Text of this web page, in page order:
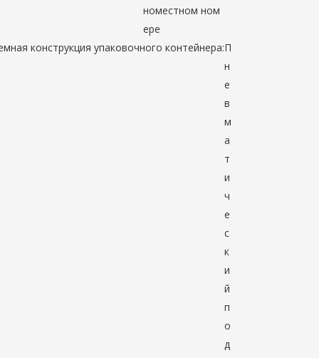
номестном ном
ере
конструкция упаковочного контейнера:П
н
е
в
м
а
т
и
ч
е
с
к
и
й
п
о
д